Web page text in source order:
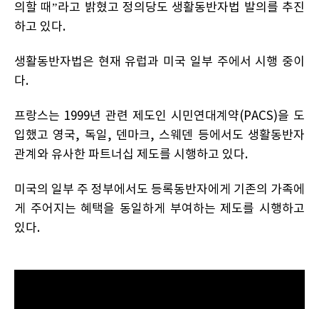
의할 때”라고 밝혔고 정의당도 생활동반자법 발의를 추진
하고 있다.
생활동반자법은 현재 유럽과 미국 일부 주에서 시행 중이
다.
프랑스는 1999년 관련 제도인 시민연대계약(PACS)을 도
입했고 영국, 독일, 덴마크, 스웨덴 등에서도 생활동반자
관계와 유사한 파트너십 제도를 시행하고 있다.
미국의 일부 주 정부에서도 등록동반자에게 기존의 가족에
게 주어지는 혜택을 동일하게 부여하는 제도를 시행하고
있다.